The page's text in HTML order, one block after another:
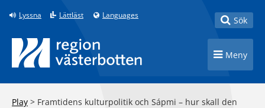
Till innehåll på sidan
Lyssna Lättläst Languages Toggle
Sök
Toggle
Meny
Play > Framtidens kulturpolitik och Sápmi – hur skall den